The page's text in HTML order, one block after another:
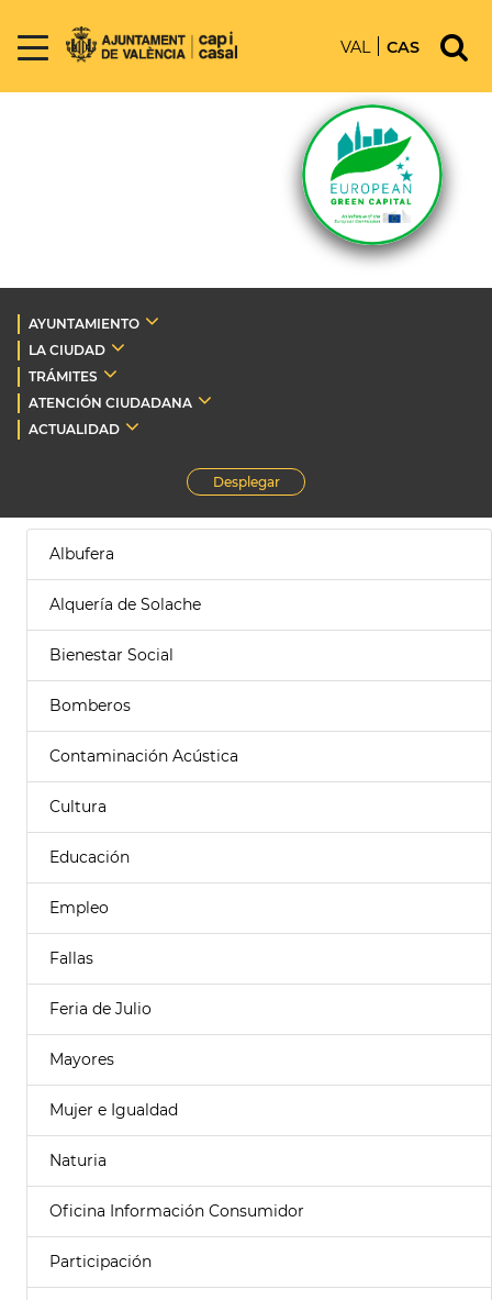
VAL CAS
AYUNTAMIENTO
LA CIUDAD
TRÁMITES
ATENCIÓN CIUDADANA
ACTUALIDAD
Desplegar
Albufera
Alquería de Solache
Bienestar Social
Bomberos
Contaminación Acústica
Cultura
Educación
Empleo
Fallas
Feria de Julio
Mayores
Mujer e Igualdad
Naturia
Oficina Información Consumidor
Participación